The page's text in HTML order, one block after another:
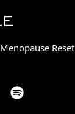
Menopause Reset